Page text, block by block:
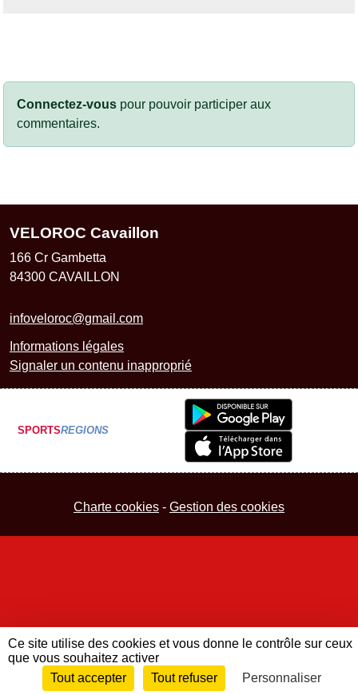
Connectez-vous pour pouvoir participer aux
commentaires.
VELOROC Cavaillon
166 Cr Gambetta
84300 CAVAILLON
infoveloroc@gmail.com
Informations légales
Signaler un contenu inapproprié
SPORTSREGIONS
Charte cookies Gestion des cookies
Envie de participer ? Connexion
Ce site utilise des cookies et vous donne le contrôle sur ceux
que vous souhaitez activer
Tout accepter
Tout refuser Personnaliser